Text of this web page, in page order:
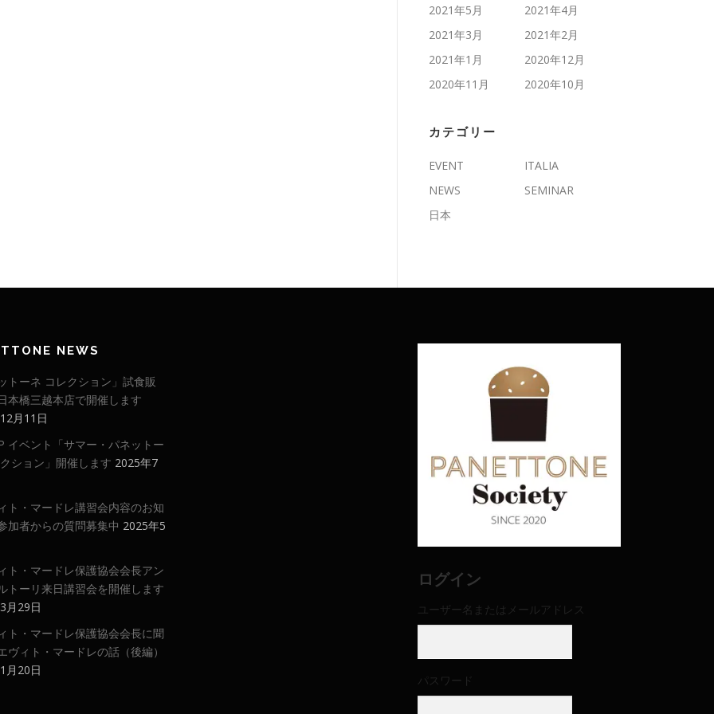
2021年5月
2021年4月
2021年3月
2021年2月
2021年1月
2020年12月
2020年11月
2020年10月
カテゴリー
EVENT
ITALIA
NEWS
SEMINAR
日本
NEWS
トーネ コレクション」試食販
本橋三越本店で開催します
月11日
イベント「サマー・パネットー
ション」開催します 2025年7
ト・マードレ講習会内容のお知
加者からの質問募集中 2025年5
ト・マードレ保護協会会長アン
トーリ来日講習会を開催します
月29日
ト・マードレ保護協会会長に聞
ヴィト・マードレの話（後編）
月20日
ログイン
ユーザー名またはメールアドレス
パスワード